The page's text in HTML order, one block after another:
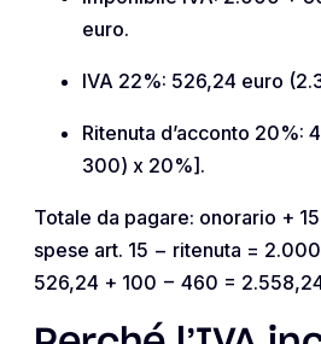
euro.
IVA 22%: 526,24 euro
Ritenuta d’acconto 20%:
300) x 20%].
Totale da pagare: onorario +
spese art. 15 − ritenuta =
526,24 + 100 − 460 =